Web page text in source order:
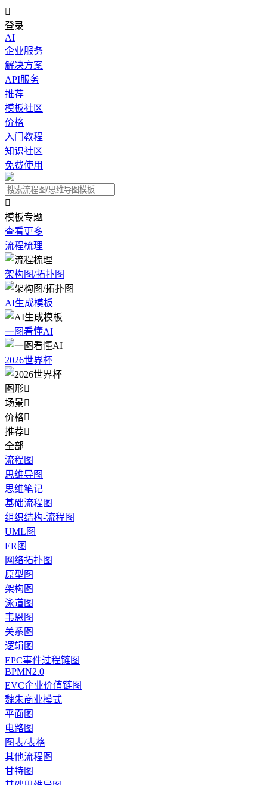

登录
AI
企业服务
解决方案
API服务
推荐
模板社区
价格
入门教程
知识社区
免费使用

模板专题
查看更多
流程梳理
架构图/拓扑图
AI生成模板
一图看懂AI
2026世界杯
图形
场景
价格
推荐
全部
流程图
思维导图
思维笔记
基础流程图
组织结构-流程图
UML图
ER图
网络拓扑图
原型图
架构图
泳道图
韦恩图
关系图
逻辑图
EPC事件过程链图
BPMN2.0
EVC企业价值链图
魏朱商业模式
平面图
电路图
图表/表格
其他流程图
甘特图